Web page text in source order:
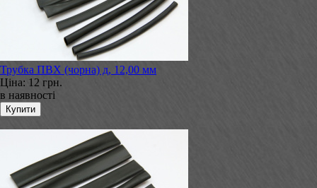
Трубка ПВХ (чорна) д, 12,00 мм
Ціна: 12 грн.
в наявності